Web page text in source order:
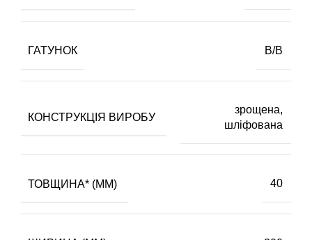
ГАТУНОК В/В
КОНСТРУКЦІЯ ВИРОБУ
зрощена,
шліфована
ТОВЩИНА* (ММ) 40